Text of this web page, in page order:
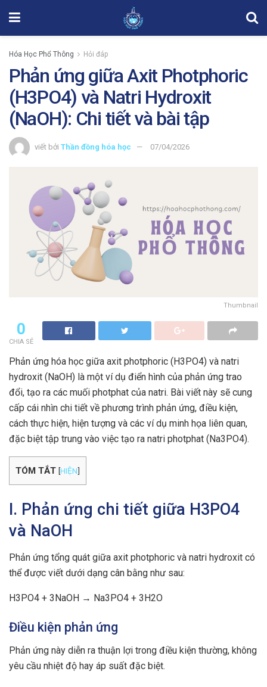
Hóa Học Phổ Thông Hỏi đáp
Phản ứng giữa Axit Photphoric
(H3PO4) và Natri Hydroxit
(NaOH): Chi tiết và bài tập
viết bởi Thần đồng hóa học 07/04/2026
Thumbnail
0
CHIA SẺ
Phản ứng hóa học giữa axit photphoric (H3PO4) và natri
hydroxit (NaOH) là một ví dụ điển hình của phản ứng trao
đổi, tạo ra các muối photphat của natri. Bài viết này sẽ cung
cấp cái nhìn chi tiết về phương trình phản ứng, điều kiện,
cách thực hiện, hiện tượng và các ví dụ minh họa liên quan,
đặc biệt tập trung vào việc tạo ra natri photphat (Na3PO4).
TÓM TẮT [HIỆN]
I. Phản ứng chi tiết giữa H3PO4
và NaOH
Phản ứng tổng quát giữa axit photphoric và natri hydroxit có
thể được viết dưới dạng cân bằng như sau:
H3PO4 + 3NaOH → Na3PO4 + 3H2O
Điều kiện phản ứng
Phản ứng này diễn ra thuận lợi trong điều kiện thường, không
yêu cầu nhiệt độ hay áp suất đặc biệt.